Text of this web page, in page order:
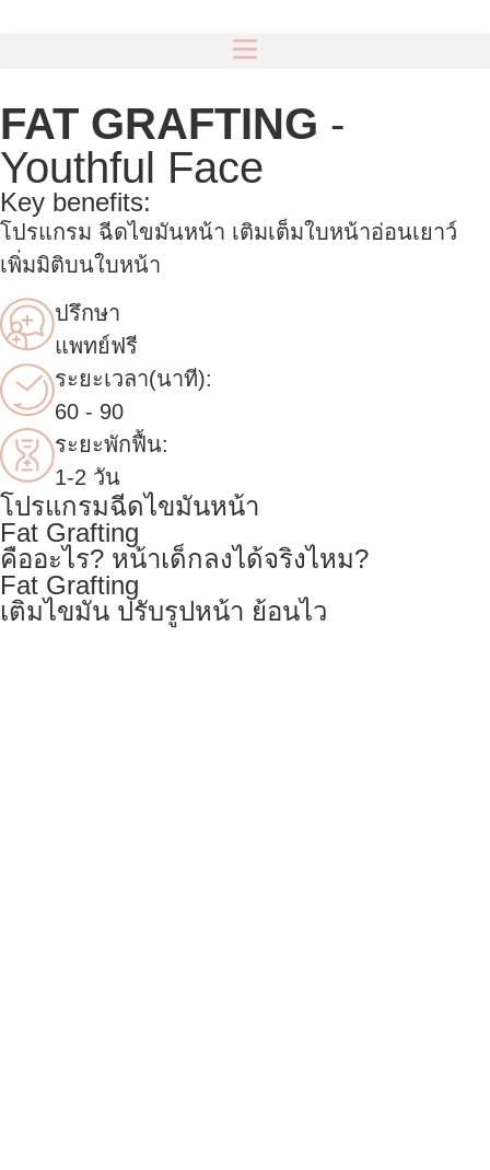
FAT GRAFTING -
Youthful Face
Key benefits:
โปรแกรม ฉีดไขมันหน้า เติมเต็มใบหน้าอ่อนเยาว์
เพิ่มมิติบนใบหน้า
ปรึกษา
แพทย์ฟรี
ระยะเวลา(นาที):
60 - 90
ระยะพักฟื้น:
1-2 วัน
โปรแกรมฉีดไขมันหน้า
Fat Grafting
คืออะไร? หน้าเด็กลงได้จริงไหม?
Fat Grafting
เติมไขมัน ปรับรูปหน้า ย้อนไว